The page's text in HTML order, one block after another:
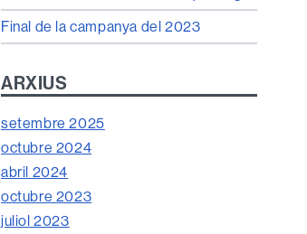
Final de la campanya del 2023
ARXIUS
setembre 2025
octubre 2024
abril 2024
octubre 2023
juliol 2023